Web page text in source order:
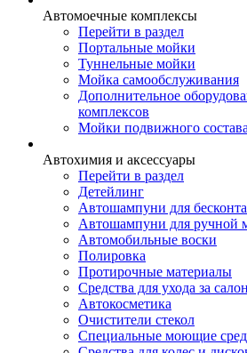
Автомоечные комплексы
Перейти в раздел
Портальные мойки
Туннельные мойки
Мойка самообслуживания
Дополнительное
комплексов
Мойки подвижного состава
Автохимия и аксессуары
Перейти в раздел
Детейлинг
Автошампуни для
Автошампуни для ручной
Автомобильные воски
Полировка
Протирочные материалы
Средства для ухода за
Автокосметика
Очистители стекол
Специальные моющие